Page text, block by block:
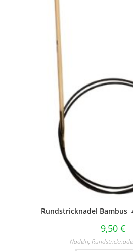
Rundstricknadel Bambus
9,50 €
Nadeln,